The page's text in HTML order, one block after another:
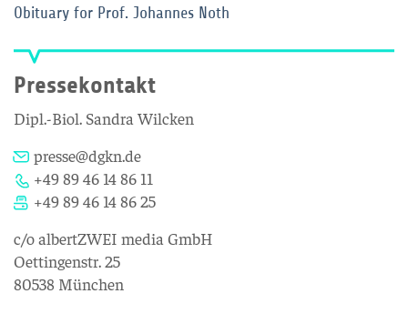
Obituary for Prof. Johannes Noth
Pressekontakt
Dipl.-Biol. Sandra Wilcken
presse@dgkn.de
+49 89 46 14 86 11
+49 89 46 14 86 25
c/o albertZWEI media GmbH
Oettingenstr. 25
80538 München